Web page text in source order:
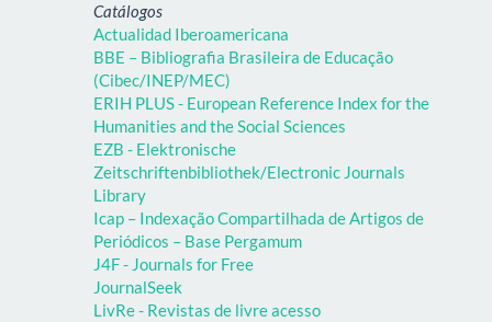
Catálogos
Actualidad Iberoamericana
BBE – Bibliografia Brasileira de Educação
(Cibec/INEP/MEC)
ERIH PLUS - European Reference Index for the
Humanities and the Social Sciences
EZB - Elektronische
Zeitschriftenbibliothek/Electronic Journals
Library
Icap – Indexação Compartilhada de Artigos de
Periódicos – Base Pergamum
J4F - Journals for Free
JournalSeek
LivRe - Revistas de livre acesso